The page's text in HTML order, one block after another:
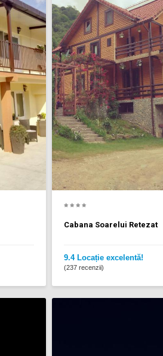
Cabana Soarelui Retezat
9.4 Locație excelentă!
(237 recenzii)